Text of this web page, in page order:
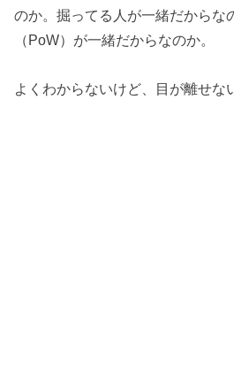
のか。掘ってる人が一緒だからな
（PoW）が一緒だからなのか。
よくわからないけど、目が離せな